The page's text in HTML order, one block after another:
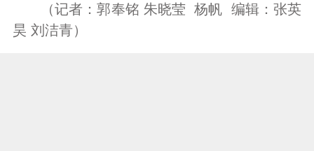
（记者：郭奉铭 朱晓莹 杨帆 编辑：张英
昊 刘洁青）